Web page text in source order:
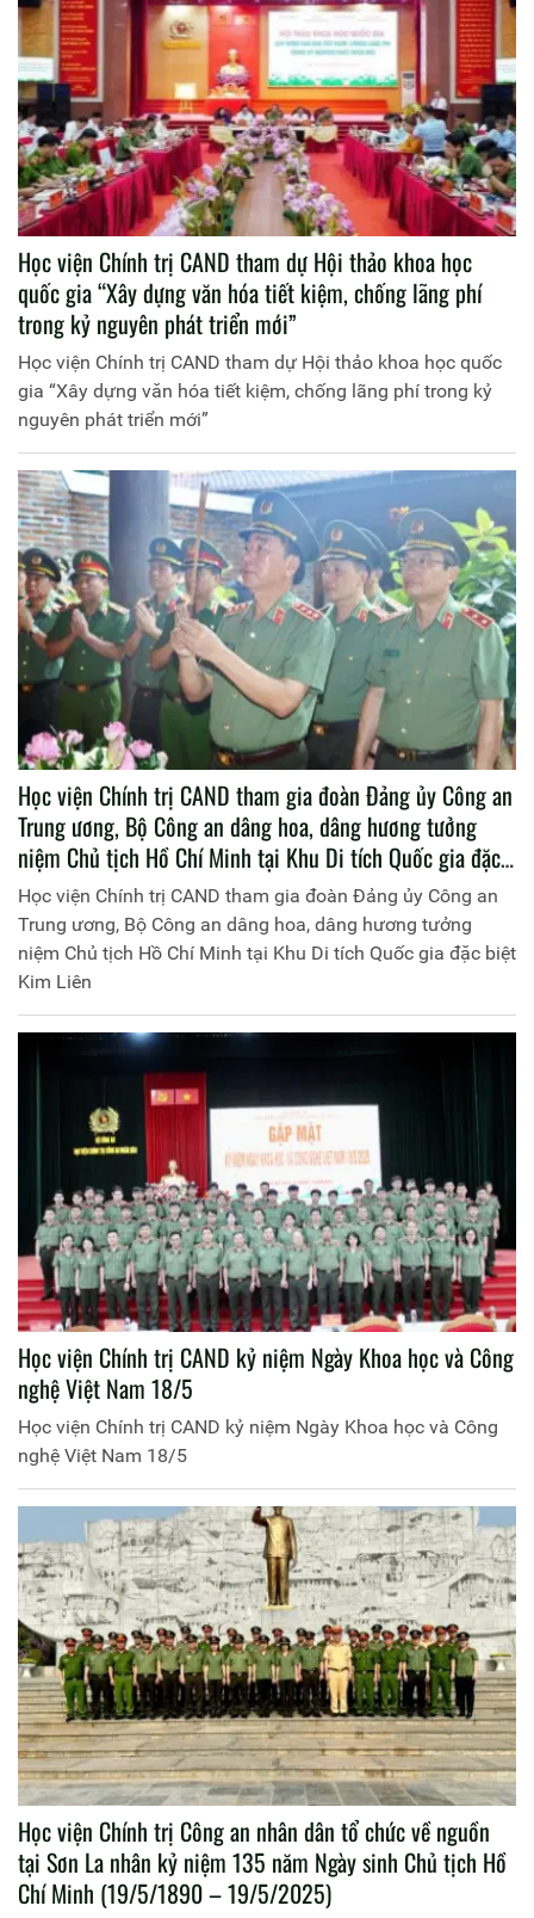
Học viện Chính trị CAND tham dự Hội thảo khoa học
quốc gia “Xây dựng văn hóa tiết kiệm, chống lãng phí
trong kỷ nguyên phát triển mới”
Học viện Chính trị CAND tham dự Hội thảo khoa học quốc
gia “Xây dựng văn hóa tiết kiệm, chống lãng phí trong kỷ
nguyên phát triển mới”
Học viện Chính trị CAND tham gia đoàn Đảng ủy Công an
Trung ương, Bộ Công an dâng hoa, dâng hương tưởng
niệm Chủ tịch Hồ Chí Minh tại Khu Di tích Quốc gia đặc
biệt Kim Liên
Học viện Chính trị CAND tham gia đoàn Đảng ủy Công an
Trung ương, Bộ Công an dâng hoa, dâng hương tưởng
niệm Chủ tịch Hồ Chí Minh tại Khu Di tích Quốc gia đặc biệt
Kim Liên
Học viện Chính trị CAND kỷ niệm Ngày Khoa học và Công
nghệ Việt Nam 18/5
Học viện Chính trị CAND kỷ niệm Ngày Khoa học và Công
nghệ Việt Nam 18/5
Học viện Chính trị Công an nhân dân tổ chức về nguồn
tại Sơn La nhân kỷ niệm 135 năm Ngày sinh Chủ tịch Hồ
Chí Minh (19/5/1890 – 19/5/2025)